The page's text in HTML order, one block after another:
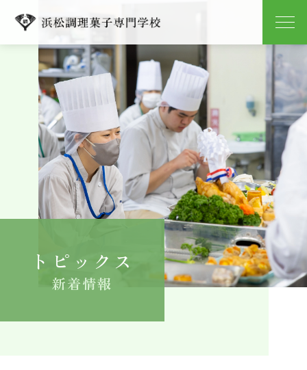
学校紹介
学科紹介
キャンパスライフ
就職
よくある質問
トピックス
新着情報